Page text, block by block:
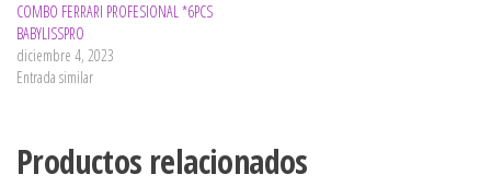
COMBO FERRARI PROFESIONAL *6PCS
BABYLISSPRO
diciembre 4, 2023
Entrada similar
Productos relacionados